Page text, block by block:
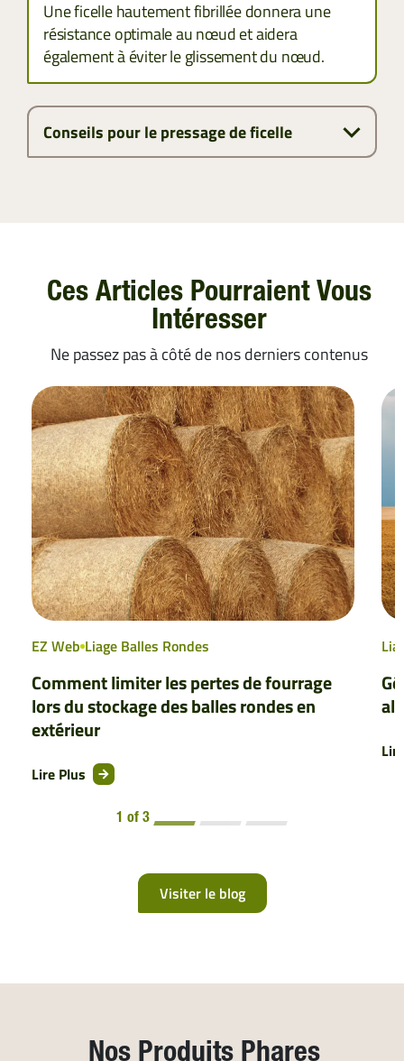
Une ficelle hautement fibrillée donnera une
résistance optimale au nœud et aidera
également à éviter le glissement du nœud.
Conseils pour le pressage de ficelle
Ces Articles Pourraient Vous
Intéresser
Ne passez pas à côté de nos derniers contenus
EZ Web Liage Balles Rondes
Comment limiter les pertes de fourrage
lors du stockage des balles rondes en
extérieur
Lire Plus
1 of 3
Visiter le blog
Nos Produits Phares